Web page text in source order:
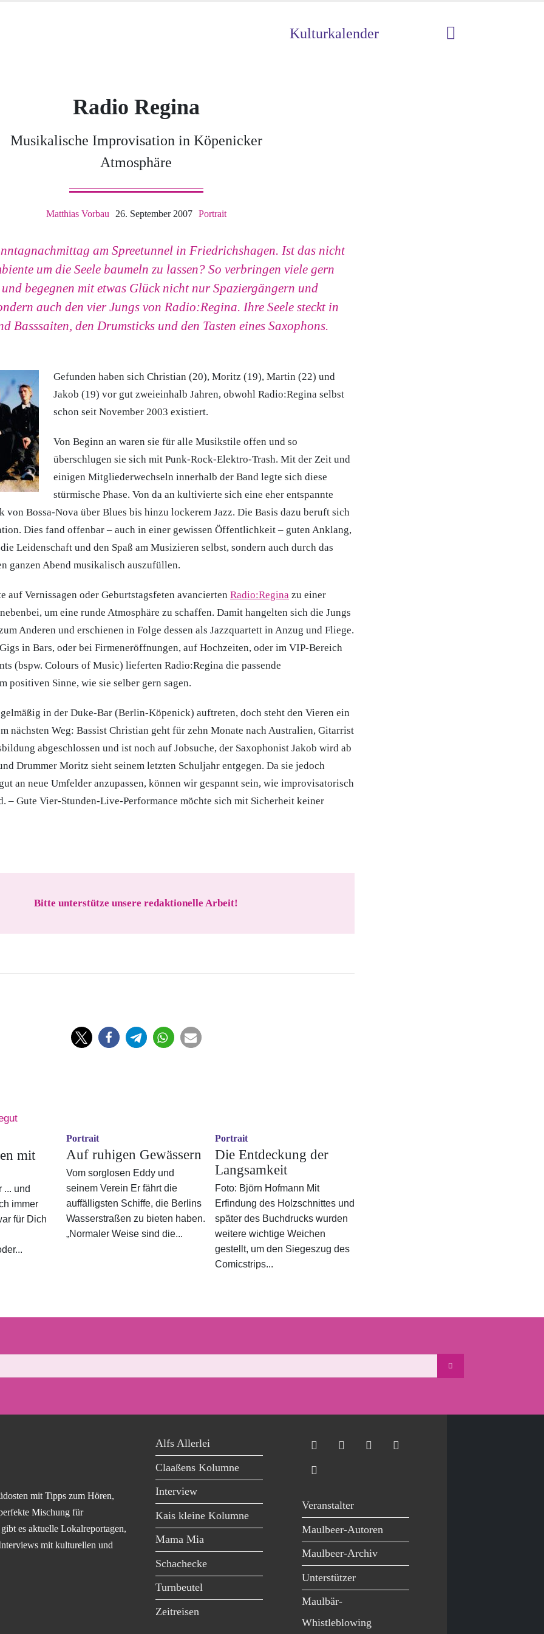
Kulturkalender
Radio Regina
Musikalische Improvisation in Köpenicker
Atmosphäre
Matthias Vorbau 26. September 2007 Portrait
am Spreetunnel in Friedrichshagen. Ist das nicht
um die Seele baumeln zu lassen? So verbringen viele gern
begegnen mit etwas Glück nicht nur Spaziergängern und
auch den vier Jungs von Radio:Regina. Ihre Seele steckt in
Basssaiten, den Drumsticks und den Tasten eines Saxophons.
Gefunden haben sich Christian (20), Moritz (19), Martin (22) und
Jakob (19) vor gut zweieinhalb Jahren, obwohl Radio:Regina selbst
schon seit November 2003 existiert.
Von Beginn an waren sie für alle Musikstile offen und so
überschlugen sie sich mit Punk-Rock-Elektro-Trash. Mit der Zeit und
einigen Mitgliederwechseln innerhalb der Band legte sich diese
stürmische Phase. Von da an kultivierte sich eine eher entspannte
von Bossa-Nova über Blues bis hinzu lockerem Jazz. Die Basis dazu beruft sich
Dies fand offenbar – auch in einer gewissen Öffentlichkeit – guten Anklang,
Leidenschaft und den Spaß am Musizieren selbst, sondern auch durch das
ganzen Abend musikalisch auszufüllen.
auf Vernissagen oder Geburtstagsfeten avancierten Radio:Regina zu einer
um eine runde Atmosphäre zu schaffen. Damit hangelten sich die Jungs
Anderen und erschienen in Folge dessen als Jazzquartett in Anzug und Fliege.
in Bars, oder bei Firmeneröffnungen, auf Hochzeiten, oder im VIP-Bereich
(bspw. Colours of Music) lieferten Radio:Regina die passende
positiven Sinne, wie sie selber gern sagen.
in der Duke-Bar (Berlin-Köpenick) auftreten, doch steht den Vieren ein
nächsten Weg: Bassist Christian geht für zehn Monate nach Australien, Gitarrist
abgeschlossen und ist noch auf Jobsuche, der Saxophonist Jakob wird ab
Drummer Moritz sieht seinem letzten Schuljahr entgegen. Da sie jedoch
an neue Umfelder anzupassen, können wir gespannt sein, wie improvisatorisch
– Gute Vier-Stunden-Live-Performance möchte sich mit Sicherheit keiner
Bitte unterstütze unsere redaktionelle Arbeit!
mit
... und
immer
für Dich
Portrait
Auf ruhigen Gewässern
Vom sorglosen Eddy und
seinem Verein Er fährt die
auffälligsten Schiffe, die Berlins
Wasserstraßen zu bieten haben.
„Normaler Weise sind die...
Portrait
Die Entdeckung der
Langsamkeit
Foto: Björn Hofmann Mit
Erfindung des Holzschnittes und
später des Buchdrucks wurden
weitere wichtige Weichen
gestellt, um den Siegeszug des
Comicstrips...
mit Tipps zum Hören,
Mischung für
es aktuelle Lokalreportagen,
mit kulturellen und
Alfs Allerlei
Claaßens Kolumne
Interview
Kais kleine Kolumne
Mama Mia
Schachecke
Turnbeutel
Zeitreisen
Veranstalter
Maulbeer-Autoren
Maulbeer-Archiv
Unterstützer
Maulbär-
Whistleblowing